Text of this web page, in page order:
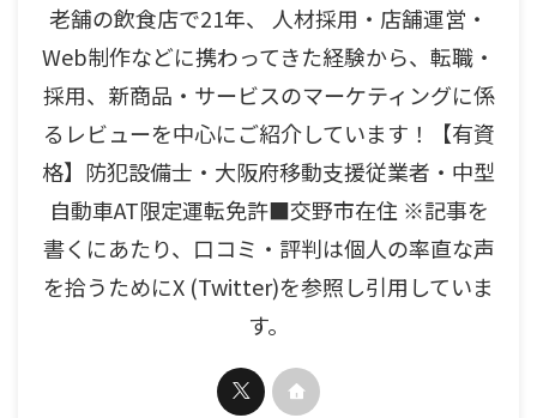
老舗の飲食店で21年、 人材採用・店舗運営・
Web制作などに携わってきた経験から、転職・
採用、新商品・サービスのマーケティングに係
るレビューを中心にご紹介しています！【有資
格】防犯設備士・大阪府移動支援従業者・中型
自動車AT限定運転免許■交野市在住 ※記事を
書くにあたり、口コミ・評判は個人の率直な声
を拾うためにX (Twitter)を参照し引用していま
す。